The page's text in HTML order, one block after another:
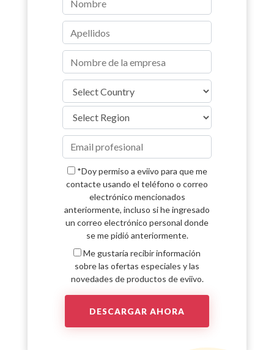
*Doy permiso a eviivo para que me
contacte usando el teléfono o correo
electrónico mencionados
anteriormente, incluso si he ingresado
un correo electrónico personal donde
se me pidió anteriormente.
Me gustaría recibir información
sobre las ofertas especiales y las
novedades de productos de eviivo.